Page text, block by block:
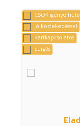
CSOK igényelhető
Jó közlekedéssel
Kertkapcsolatos
Sürgős